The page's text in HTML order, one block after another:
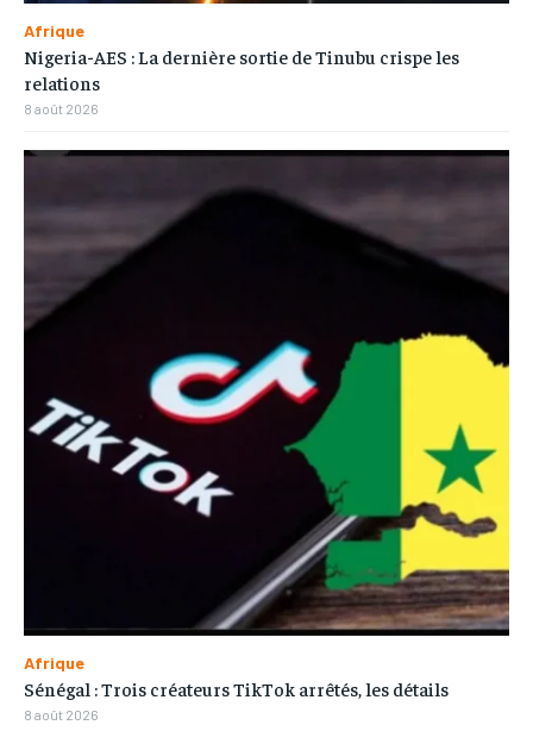
Afrique
Nigeria-AES : La dernière sortie de Tinubu crispe les
relations
8 août 2026
Afrique
Sénégal : Trois créateurs TikTok arrêtés, les détails
8 août 2026